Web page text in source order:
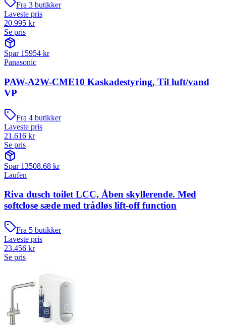
Fra 3 butikker
Laveste pris
20.995 kr
Se pris
Spar 15954 kr
Panasonic
PAW-A2W-CME10 Kaskadestyring, Til luft/vand
VP
Fra 4 butikker
Laveste pris
21.616 kr
Se pris
Spar 13508.68 kr
Laufen
Riva dusch toilet LCC, Åben skyllerende. Med
softclose sæde med trådløs lift-off function
Fra 5 butikker
Laveste pris
23.456 kr
Se pris